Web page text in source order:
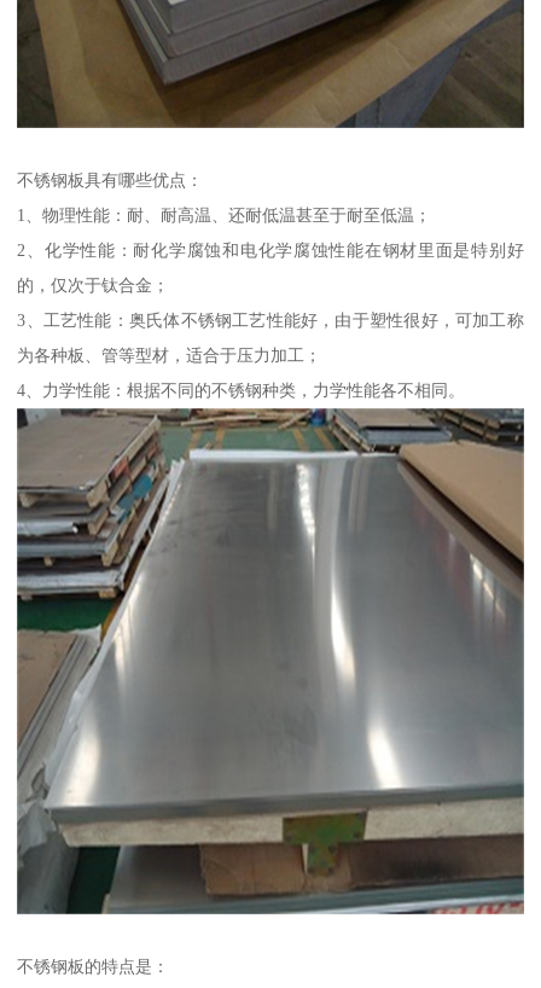
不锈钢板具有哪些优点：
1、物理性能：耐、耐高温、还耐低温甚至于耐至低温；
2、化学性能：耐化学腐蚀和电化学腐蚀性能在钢材里面是特别好
的，仅次于钛合金；
3、工艺性能：奥氏体不锈钢工艺性能好，由于塑性很好，可加工称
为各种板、管等型材，适合于压力加工；
4、力学性能：根据不同的不锈钢种类，力学性能各不相同。
不锈钢板的特点是：